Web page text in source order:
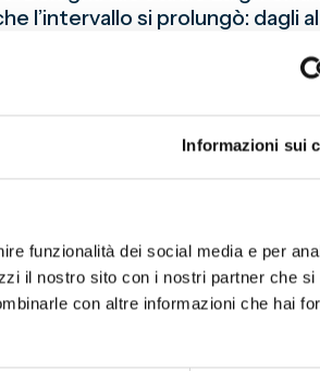
Informazioni sui
funzionalità dei social media e per
il nostro sito con i nostri partner che si
con altre informazioni che hai
l’intervallo si prolungò: dagli
l’alleanza tra l’Italia
direttamente le parole
dall’isolamento
anni successivi, normalizzò
ebraica.
scelte, le parole e i momenti
consapevolezza e